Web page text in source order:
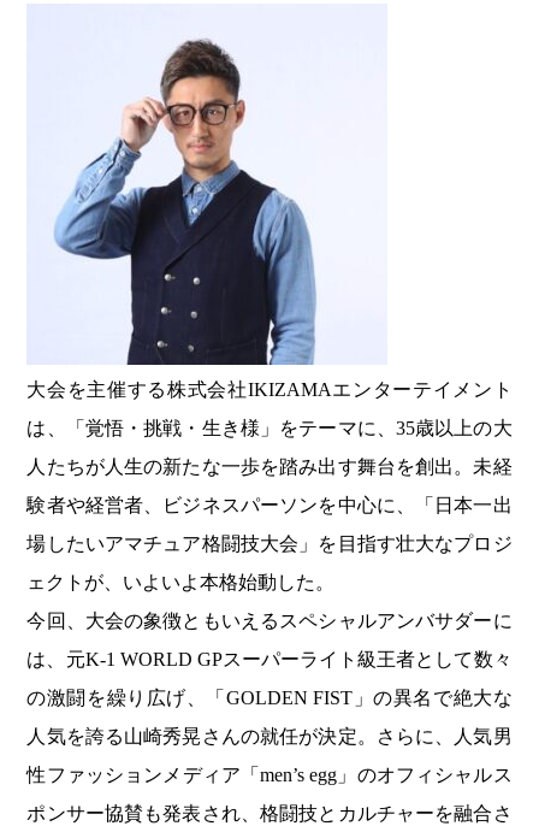
大会を主催する株式会社IKIZAMAエンターテイメント
は、「覚悟・挑戦・生き様」をテーマに、35歳以上の大
人たちが人生の新たな一歩を踏み出す舞台を創出。未経
験者や経営者、ビジネスパーソンを中心に、「日本一出
場したいアマチュア格闘技大会」を目指す壮大なプロジ
ェクトが、いよいよ本格始動した。
今回、大会の象徴ともいえるスペシャルアンバサダーに
は、元K-1 WORLD GPスーパーライト級王者として数々
の激闘を繰り広げ、「GOLDEN FIST」の異名で絶大な
人気を誇る山崎秀晃さんの就任が決定。さらに、人気男
性ファッションメディア「men’s egg」のオフィシャルス
ポンサー協賛も発表され、格闘技とカルチャーを融合さ